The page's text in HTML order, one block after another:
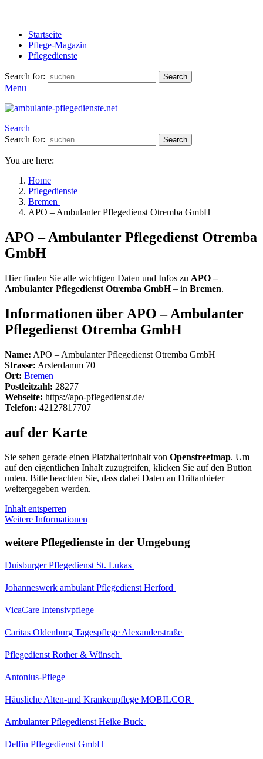
Startseite
Pflege-Magazin
Pflegedienste
Search for: Search
Menu
Search
Search for:
Search
You are here:
Home
Pflegedienste
Bremen
APO – Ambulanter Pflegedienst Otremba GmbH
APO – Ambulanter Pflegedienst Otremba
GmbH
Hier finden Sie alle wichtigen Daten und Infos zu APO –
Ambulanter Pflegedienst Otremba GmbH– in Bremen.
Informationen über APO – Ambulanter
Pflegedienst Otremba GmbH
Name: APO – Ambulanter Pflegedienst Otremba GmbH
Strasse: Arsterdamm 70
Ort: Bremen
Postleitzahl: 28277
Webseite: https://apo-pflegedienst.de/
Telefon: 42127817707
auf der Karte
Sie sehen gerade einen Platzhalterinhalt von Openstreetmap. Um
auf den eigentlichen Inhalt zuzugreifen, klicken Sie auf den Button
unten. Bitte beachten Sie, dass dabei Daten an Drittanbieter
weitergegeben werden.
Inhalt entsperren
Weitere Informationen
weitere Pflegedienste in der Umgebung
Duisburger Pflegedienst St. Lukas
Johanneswerk ambulant Pflegedienst Herford
VicaCare Intensivpflege
Caritas Oldenburg Tagespflege Alexanderstraße
Pflegedienst Rother & Wünsch
Antonius-Pflege
Häusliche Alten-und Krankenpflege MOBILCOR
Ambulanter Pflegedienst Heike Buck
Delfin Pflegedienst GmbH